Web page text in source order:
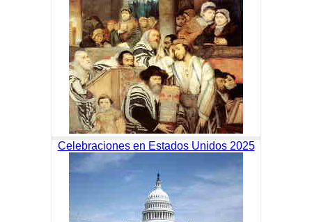
Celebraciones en Estados Unidos 2025